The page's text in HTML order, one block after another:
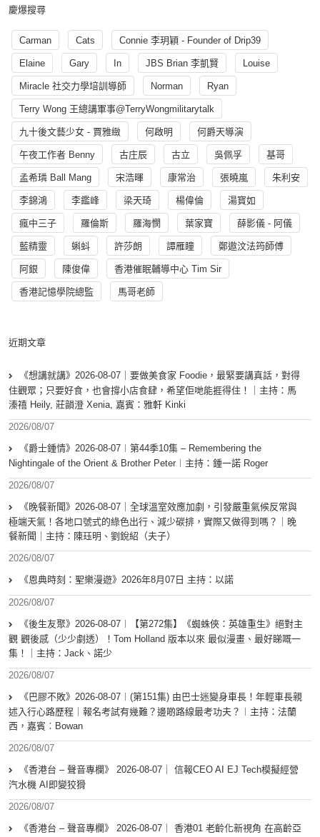
慶爆搜尋
Carman Cats Connie 李玥穎 - Founder of Drip39
Elaine Gary In JBS Brian 李凱賢 Louise
Miracle 社交力學培訓導師 Norman Ryan
Terry Wong 王總講軍事@TerryWongmilitarytalk
九十後文藝少女 - 賈雅緻 何啟明 何爵天導演
午夜工作者 Benny 古庄辰 古立 吳佩孚 基哥
孟希璘 Ball Mang 宋浩暉 康常治 張曉嵐 朱利安
李錦鴻 李鑑峰 梁天琦 楊偉倫 湯寳如
瘋中三子 羅倫斯 羅海憫 葉家寶 薛影儀 - 阿儀
藍精靈 蝌蚪 許莎朗 譚雁瞳 鄭遨汶法筠師傅
阿銀 陳俊偉 香港催眠輔導中心 Tim Sir
香港記憶學院總監 馬哥老師
近期文章
《想講就講》2026-08-07｜要做美食家 Foodie，最緊要講真話，對得
住觀眾；只要好食，也會撐小店食肆，希望佢哋能捱得住！｜主持：馬
溱禧 Heily, 莊韻澄 Xenia, 嘉賓：雅軒 Kinki
2026/08/07
《爵士鍾情》2026-08-07︱第44季10集 – Remembering the
Nightingale of the Orient & Brother Peter︱主持：鍾一諾 Roger
2026/08/07
《晚餐新聞》2026-08-07｜全球溫室效應加劇，引發嚴重氣候反常與
極端天氣！各地口號式的綠色出行、減少碳排，實際又做得到嗎？｜晚
餐新聞｜主持：陳珏明、劉銳紹（夫子）
2026/08/07
《恩典時刻：聖樂漫遊》2026年8月07日 主持：以諾
2026/08/07
《後生友聚》2026-08-07︱【第272集】《蜘蛛俠：英雄重生》絕對主
觀 觀後感（少少劇透）！Tom Holland 版本以來 最似漫畫、最好睇嘅一
集！｜主持：Jack、諾少
2026/08/07
《巴膠不敗》2026-08-07︱(第151集) 由巴士迷變身車長！年輕車長親
述入行心路歷程｜報名考試有幾難？邊啲路線最考功夫？︱主持：法蘭
西，嘉賓︰Bowan
2026/08/07
《香港台 – 聲音專欄》 2026-08-07｜ 信報CEO AI EJ Tech模擬經營
汽水機 AI即變狡猾
2026/08/07
《香港台 – 聲音專欄》 2026-08-07｜ 香港01 老齡化新視角 在高齡亞